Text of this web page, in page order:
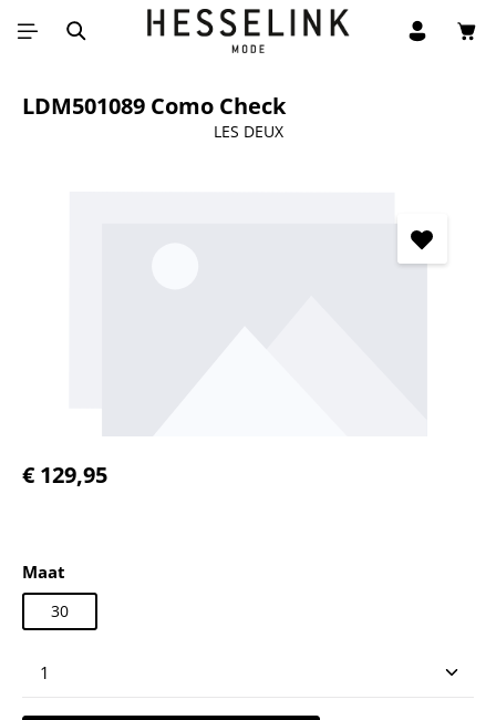
Ga naar de hoofdinhoud
LDM501089 Como Check
LES DEUX
Normale prijs:
€ 129,95
Selecteer
Maat
30
Producthoeveelheid: Voer de gewenste